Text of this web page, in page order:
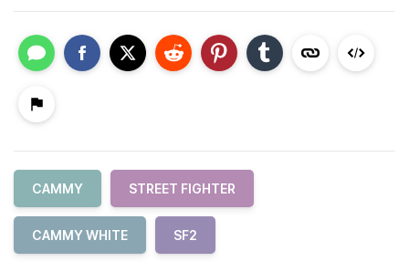
CAMMY STREET FIGHTER
CAMMY WHITE SF2